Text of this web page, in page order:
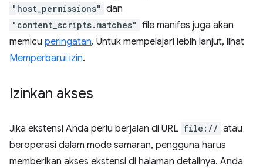
"host_permissions" dan
"content_scripts.matches" file manifes juga akan
memicu peringatan. Untuk mempelajari lebih lanjut, lihat
Memperbarui izin.
Izinkan akses
Jika ekstensi Anda perlu berjalan di URL file:// atau
beroperasi dalam mode samaran, pengguna harus
memberikan akses ekstensi di halaman detailnya. Anda